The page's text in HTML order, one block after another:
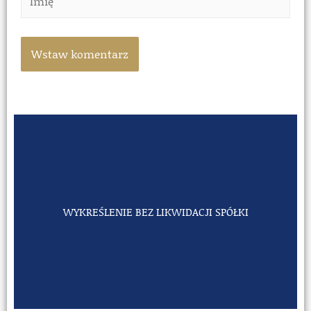
WYKREŚLENIE BEZ LIKWIDACJI SPÓŁKI